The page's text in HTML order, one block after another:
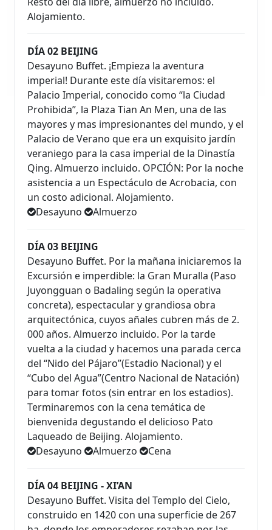
Alojamiento.
DÍA 02 BEIJING
Desayuno Buffet. ¡Empieza la aventura
imperial! Durante este día visitaremos: el
Palacio Imperial, conocido como “la Ciudad
Prohibida”, la Plaza Tian An Men, una de las
mayores y mas impresionantes del mundo, y el
Palacio de Verano que era un exquisito jardín
veraniego para la casa imperial de la Dinastía
Qing. Almuerzo incluido. OPCIÓN: Por la noche
asistencia a un Espectáculo de Acrobacia, con
un costo adicional. Alojamiento.
Desayuno
Almuerzo
DÍA 03 BEIJING
Desayuno Buffet. Por la mañana iniciaremos la
Excursión e imperdible: la Gran Muralla (Paso
Juyongguan o Badaling según la operativa
concreta), espectacular y grandiosa obra
arquitectónica, cuyos añales cubren más de 2.
000 años. Almuerzo incluido. Por la tarde
vuelta a la ciudad y hacemos una parada cerca
del “Nido del Pájaro”(Estadio Nacional) y el
“Cubo del Agua”(Centro Nacional de Natación)
para tomar fotos (sin entrar en los estadios).
Terminaremos con la cena temática de
bienvenida degustando el delicioso Pato
Laqueado de Beijing. Alojamiento.
Desayuno
Almuerzo Cena
DÍA 04 BEIJING - XI’AN
Desayuno Buffet. Visita del Templo del Cielo,
construido en 1420 con una superficie de 267